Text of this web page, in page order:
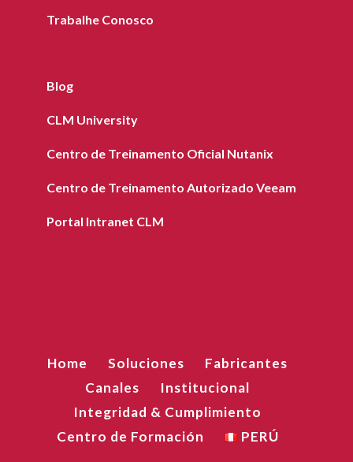
Trabalhe Conosco
Blog
CLM University
Centro de Treinamento Oficial Nutanix
Centro de Treinamento Autorizado Veeam
Portal Intranet CLM
Home Soluciones
Fabricantes
Canales
Institucional
Integridad & Cumplimiento
Centro de Formación
PERÚ